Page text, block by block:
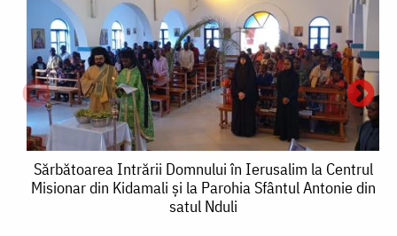
Sărbătoarea
Intrării
Sărbătoarea Intrării Domnului în Ierusalim la Centrul
Misionar din Kidamali şi la Parohia Sfântul Antonie din
satul Nduli